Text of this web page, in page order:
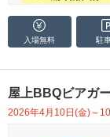
入場無料 駐
屋上BBQビアガ
2026年4月10日(金)～